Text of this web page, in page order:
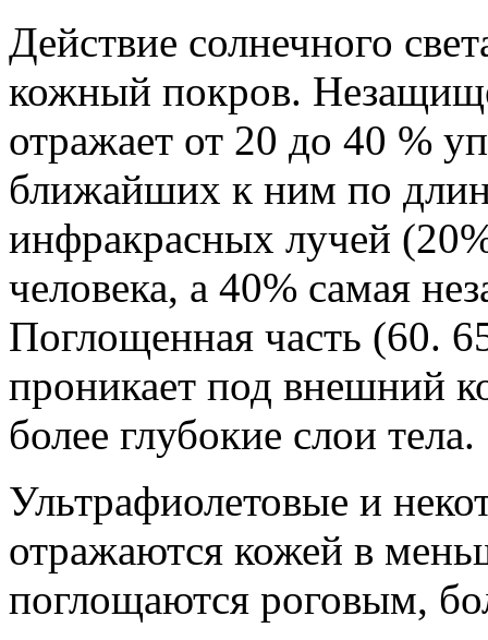
Действие солнечного
кожный покров.
отражает от 20 до 40 %
ближайших к ним по
инфракрасных лучей
человека, а 40% самая
Поглощенная часть (60.
проникает под внешний
более глубокие слои тела.
Ультрафиолетовые и
отражаются кожей в
поглощаются роговым,